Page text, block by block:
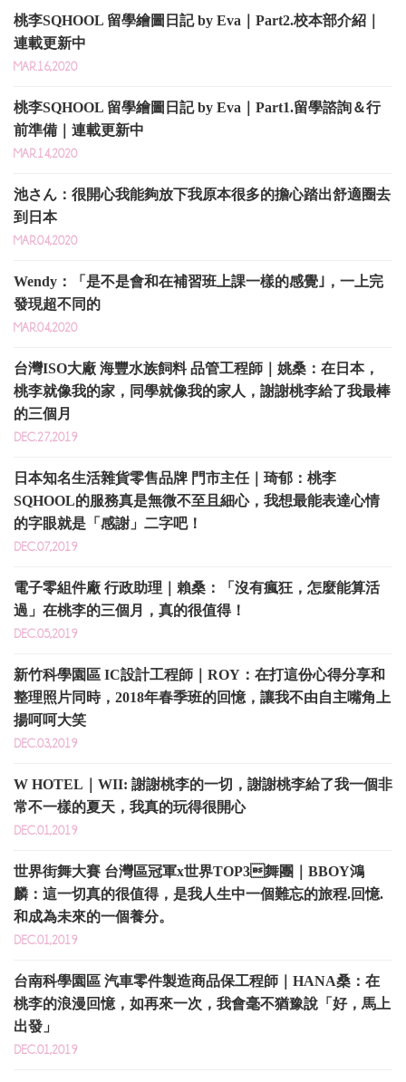
桃李SQHOOL 留學繪圖日記 by Eva｜Part2.校本部介紹｜
連載更新中
MAR.16,2020
桃李SQHOOL 留學繪圖日記 by Eva｜Part1.留學諮詢＆行
前準備｜連載更新中
MAR.14,2020
池さん：很開心我能夠放下我原本很多的擔心踏出舒適圈去
到日本
MAR.04,2020
Wendy：「是不是會和在補習班上課一樣的感覺｣，一上完
發現超不同的
MAR.04,2020
台灣ISO大廠 海豐水族飼料 品管工程師｜姚桑：在日本，
桃李就像我的家，同學就像我的家人，謝謝桃李給了我最棒
的三個月
DEC.27,2019
日本知名生活雜貨零售品牌 門市主任｜琦郁：桃李
SQHOOL的服務真是無微不至且細心，我想最能表達心情
的字眼就是「感謝」二字吧！
DEC.07,2019
電子零組件廠 行政助理｜賴桑：「沒有瘋狂，怎麼能算活
過」在桃李的三個月，真的很值得！
DEC.05,2019
新竹科學園區 IC設計工程師｜ROY：在打這份心得分享和
整理照片同時，2018年春季班的回憶，讓我不由自主嘴角上
揚呵呵大笑
DEC.03,2019
W HOTEL｜WII: 謝謝桃李的一切，謝謝桃李給了我一個非
常不一樣的夏天，我真的玩得很開心
DEC.01,2019
世界街舞大賽 台灣區冠軍x世界TOP3舞團｜BBOY鴻
麟：這一切真的很值得，是我人生中一個難忘的旅程.回憶.
和成為未來的一個養分。
DEC.01,2019
台南科學園區 汽車零件製造商品保工程師｜HANA桑：在
桃李的浪漫回憶，如再來一次，我會毫不猶豫說「好，馬上
出發」
DEC.01,2019